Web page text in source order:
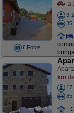
8 Fotos
a
3-
35
km
17
85